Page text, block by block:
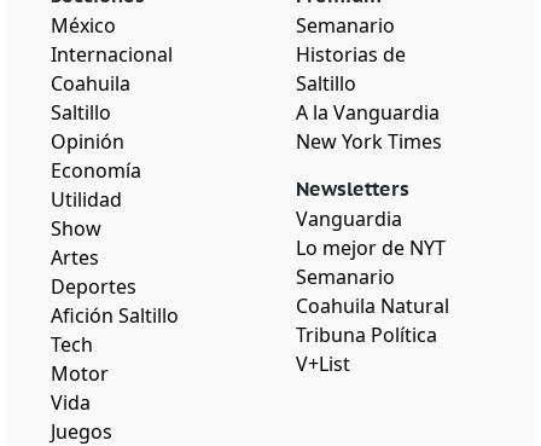
México
Internacional
Coahuila
Saltillo
Opinión
Economía
Utilidad
Show
Artes
Deportes
Afición Saltillo
Tech
Motor
Vida
Juegos
Semanario
Historias de
Saltillo
A la Vanguardia
New York Times
Newsletters
Vanguardia
Lo mejor de NYT
Semanario
Coahuila Natural
Tribuna Política
V+List